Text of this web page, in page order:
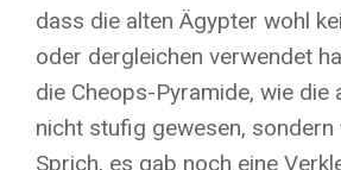
dass die alten Ägypter wohl
oder dergleichen verwendet
die Cheops-Pyramide, wie die
nicht stufig gewesen, sondern
Sprich, es gab noch eine